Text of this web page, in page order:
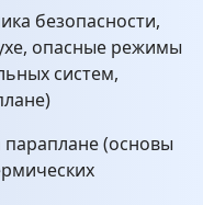
безопасности,
опасные режимы
систем,
(основы